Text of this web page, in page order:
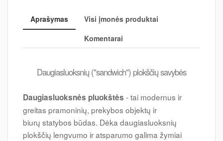
Aprašymas
Visi įmonės produktai
Komentarai
Daugiasluoksnių ("sandwich") plokščių savybės
Daugiasluoksnės pluokštės - tai modernus ir
greitas pramoninių, prekybos objektų ir
biurų statybos būdas. Dėka daugiasluoksnių
plokščių lengvumo ir atsparumo galima žymiai